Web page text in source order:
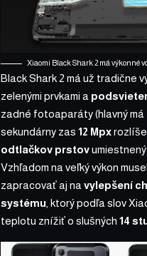
Xiaomi Black Shark 2 má výkonné
Black Shark 2 má už tradične
zelenými prvkami a
zadné fotoaparáty (hlavný má
sekundárny zas 12 Mpx
odtlačkov prstov
Vzhľadom na veľký výkon
zapracovať aj na vylepšení
systému , ktorý podľa slov
teplotu znížiť o slušných 14